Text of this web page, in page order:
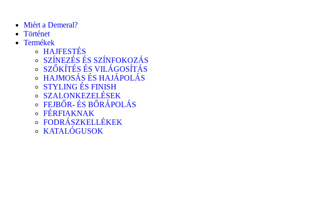
Miért a Demeral?
Történet
Termékek
HAJFESTÉS
SZÍNEZÉS ÉS SZÍNFOKOZÁS
SZŐKÍTÉS ÉS VILÁGOSÍTÁS
HAJMOSÁS ÉS HAJÁPOLÁS
STYLING ÉS FINISH
SZALONKEZELÉSEK
FEJBŐR- ÉS BŐRÁPOLÁS
FÉRFIAKNAK
FODRÁSZKELLÉKEK
KATALÓGUSOK